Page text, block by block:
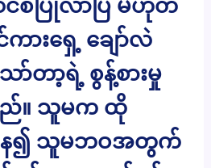
ကားရှေ့ ချော်လဲ
ာ်တာ့ရဲ့ စွန့်စားမှု
ည်။ သူမက ထို
ေ၍ သူမဘဝအတွက်